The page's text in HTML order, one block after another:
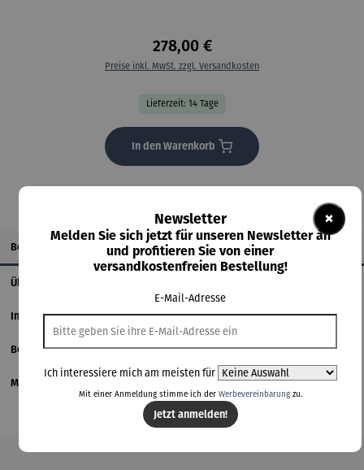
278,00 €
Preise inkl. MwSt. zzgl. Versandkosten
Lieferzeit: 14 Tage
In den Warenkorb
Beschreibung
Über den Künstler
Informationen zum Hersteller
Bewertungen
Magazinbeitrag
×
Newsletter
Melden Sie sich jetzt für unseren Newsletter an
und profitieren Sie von einer
versandkostenfreien Bestellung!
E-Mail-Adresse
Ich interessiere mich am meisten für
Mit einer Anmeldung stimme ich der Werbevereinbarungzu.
Jetzt anmelden!